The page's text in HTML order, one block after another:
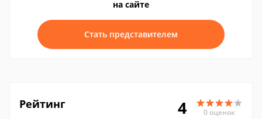
на сайте
Стать представителем
Рейтинг 4 0 оценок